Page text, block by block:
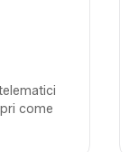
come